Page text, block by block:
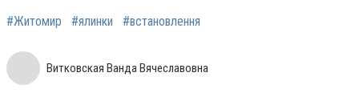
#Житомир #ялинки #встановлення
Витковская Ванда Вячеславовна